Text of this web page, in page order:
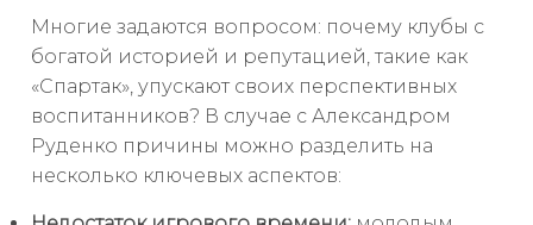
Многие задаются вопросом: почему клубы с
богатой историей и репутацией, такие как
«Спартак», упускают своих перспективных
воспитанников? В случае с Александром
Руденко причины можно разделить на
несколько ключевых аспектов: